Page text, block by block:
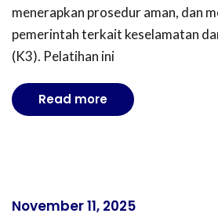
menerapkan prosedur aman, dan
pemerintah terkait keselamatan
(K3). Pelatihan ini
Read more
November 11, 2025